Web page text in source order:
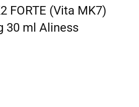
FORTE (Vita MK7)
30 ml Aliness